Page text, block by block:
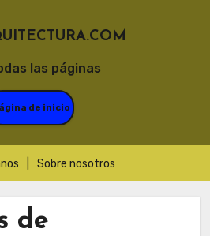
las páginas
de inicio
Sobre nosotros
de